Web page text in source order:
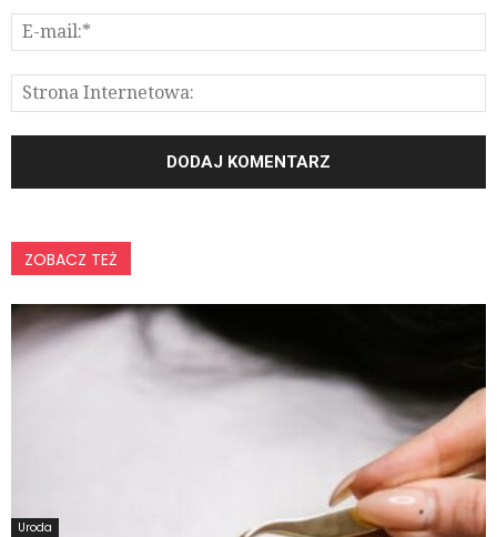
ZOBACZ TEŻ
Uroda